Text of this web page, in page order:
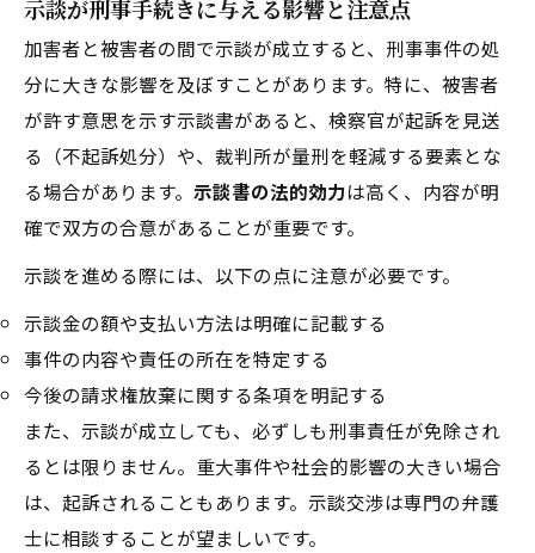
示談が刑事手続きに与える影響と注意点
加害者と被害者の間で示談が成立すると、刑事事件の処
分に大きな影響を及ぼすことがあります。特に、被害者
が許す意思を示す示談書があると、検察官が起訴を見送
る（不起訴処分）や、裁判所が量刑を軽減する要素とな
る場合があります。 示談書の法的効力は高く、内容が明
確で双方の合意があることが重要です。
示談を進める際には、以下の点に注意が必要です。
示談金の額や支払い方法は明確に記載する
事件の内容や責任の所在を特定する
今後の請求権放棄に関する条項を明記する
また、示談が成立しても、必ずしも刑事責任が免除され
るとは限りません。重大事件や社会的影響の大きい場合
は、起訴されることもあります。示談交渉は専門の弁護
士に相談することが望ましいです。